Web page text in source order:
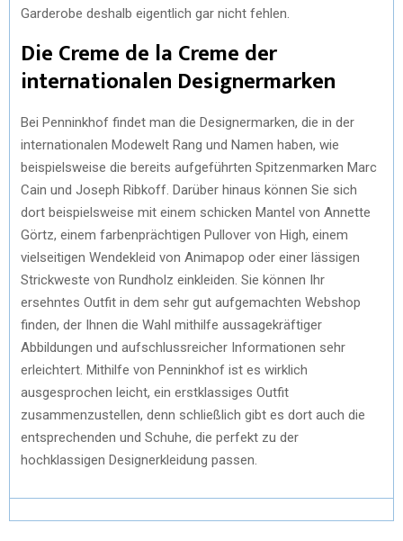
Garderobe deshalb eigentlich gar nicht fehlen.
Die Creme de la Creme der
internationalen Designermarken
Bei Penninkhof findet man die Designermarken, die in der
internationalen Modewelt Rang und Namen haben, wie
beispielsweise die bereits aufgeführten Spitzenmarken Marc
Cain und Joseph Ribkoff. Darüber hinaus können Sie sich
dort beispielsweise mit einem schicken Mantel von Annette
Görtz, einem farbenprächtigen Pullover von High, einem
vielseitigen Wendekleid von Animapop oder einer lässigen
Strickweste von Rundholz einkleiden. Sie können Ihr
ersehntes Outfit in dem sehr gut aufgemachten Webshop
finden, der Ihnen die Wahl mithilfe aussagekräftiger
Abbildungen und aufschlussreicher Informationen sehr
erleichtert. Mithilfe von Penninkhof ist es wirklich
ausgesprochen leicht, ein erstklassiges Outfit
zusammenzustellen, denn schließlich gibt es dort auch die
entsprechenden und Schuhe, die perfekt zu der
hochklassigen Designerkleidung passen.